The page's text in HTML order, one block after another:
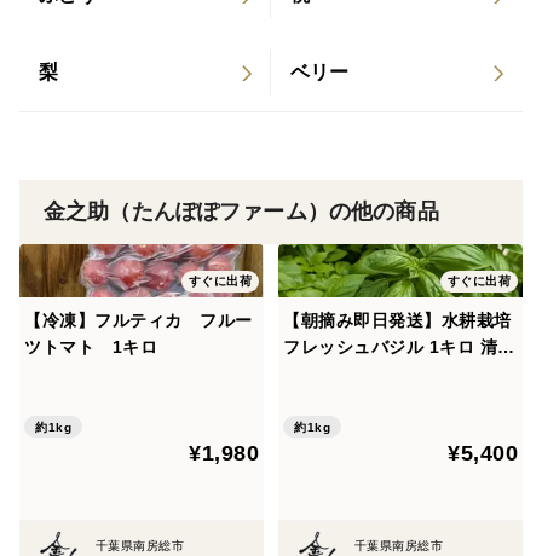
梨 ベリー
金之助（たんぽぽファーム）の他の商品
すぐに出荷
【冷凍】フルティカ フルー
ツトマト 1キロ
約1kg
¥1,980
千葉県南房総市
すぐに出荷
【朝摘み即日発送】水耕栽培
フレッシュバジル 1キロ 清潔
送 国産
約1kg
¥5,400
千葉県南房総市